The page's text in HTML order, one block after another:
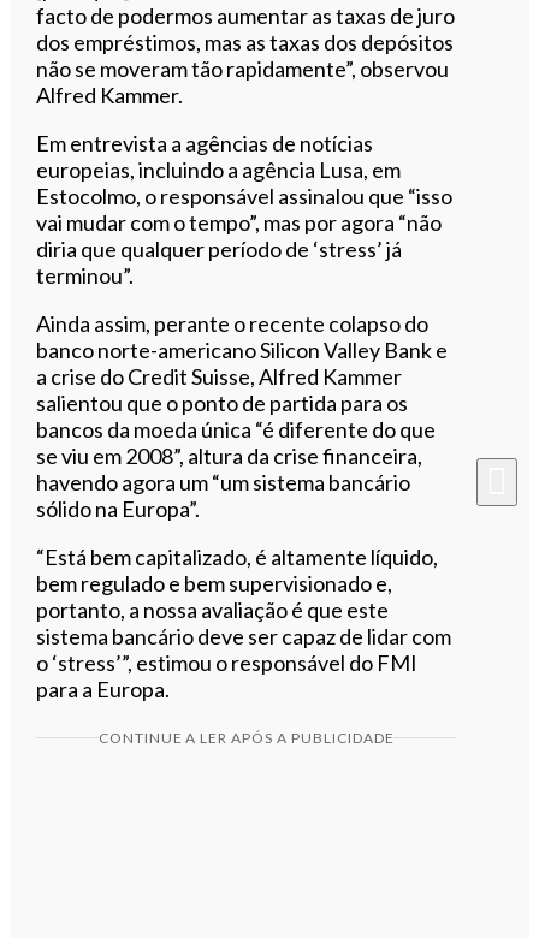
facto de podermos aumentar as taxas de juro
dos empréstimos, mas as taxas dos depósitos
não se moveram tão rapidamente”, observou
Alfred Kammer.
Em entrevista a agências de notícias
europeias, incluindo a agência Lusa, em
Estocolmo, o responsável assinalou que “isso
vai mudar com o tempo”, mas por agora “não
diria que qualquer período de ‘stress’ já
terminou”.
Ainda assim, perante o recente colapso do
banco norte-americano Silicon Valley Bank e
a crise do Credit Suisse, Alfred Kammer
salientou que o ponto de partida para os
bancos da moeda única “é diferente do que
se viu em 2008”, altura da crise financeira,
havendo agora um “um sistema bancário
sólido na Europa”.
“Está bem capitalizado, é altamente líquido,
bem regulado e bem supervisionado e,
portanto, a nossa avaliação é que este
sistema bancário deve ser capaz de lidar com
o ‘stress’”, estimou o responsável do FMI
para a Europa.
CONTINUE A LER APÓS A PUBLICIDADE